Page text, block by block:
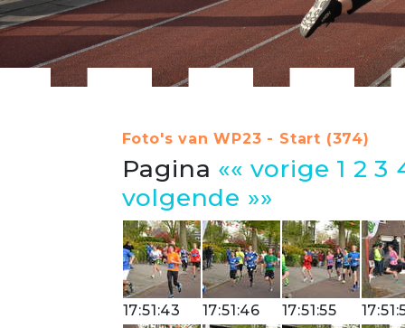
Foto's van WP23 - Start (374)
Pagina «« vorige 1 2 3
volgende »»
17:51:43 17:51:46 17:51:55